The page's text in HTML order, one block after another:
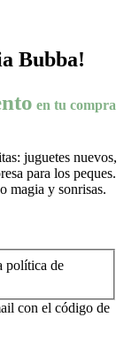
Bubba!
en tu compra
juguetes nuevos,
para los peques.
magia y sonrisas.
política de
con el código de